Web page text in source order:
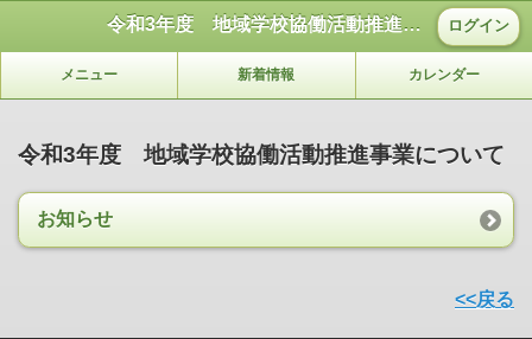
令和3年度 地域学校協働活動推進事業について ログイン
メニュー 新着情報 カレンダー
令和3年度 地域学校協働活動推進事業について
お知らせ
<<戻る